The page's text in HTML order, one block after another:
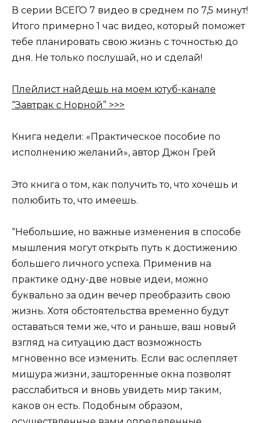
В серии ВСЕГО 7 видео в среднем по 7,5 минут!
Итого примерно 1 час видео, который поможет
тебе планировать свою жизнь с точностью до
дня. Не только послушай, но и сделай!
Плейлист найдешь на моем ютуб-канале
“Завтрак с Норной” >>>
Книга недели: «Практическое пособие по
исполнению желаний», автор Джон Грей
Это книга о том, как получить то, что хочешь и
полюбить то, что имеешь.
“Небольшие, но важные изменения в способе
мышления могут открыть путь к достижению
большего личного успеха. Применив на
практике одну-две новые идеи, можно
буквально за один вечер преобразить свою
жизнь. Хотя обстоятельства временно будут
оставаться теми же, что и раньше, ваш новый
взгляд на ситуацию даст возможность
мгновенно все изменить. Если вас ослепляет
мишура жизни, зашторенные окна позволят
расслабиться и вновь увидеть мир таким,
каков он есть. Подобным образом,